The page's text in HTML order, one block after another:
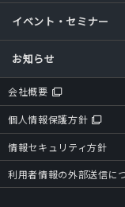
イベント・セミナー
お知らせ
会社概要
個人情報保護方針
情報セキュリティ方針
利用者情報の外部送信に